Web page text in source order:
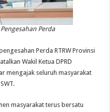
Perda
Perda RTRW Provinsi
Wakil Ketua DPRD
mengajak seluruh masyarakat
masyarakat terus bersatu